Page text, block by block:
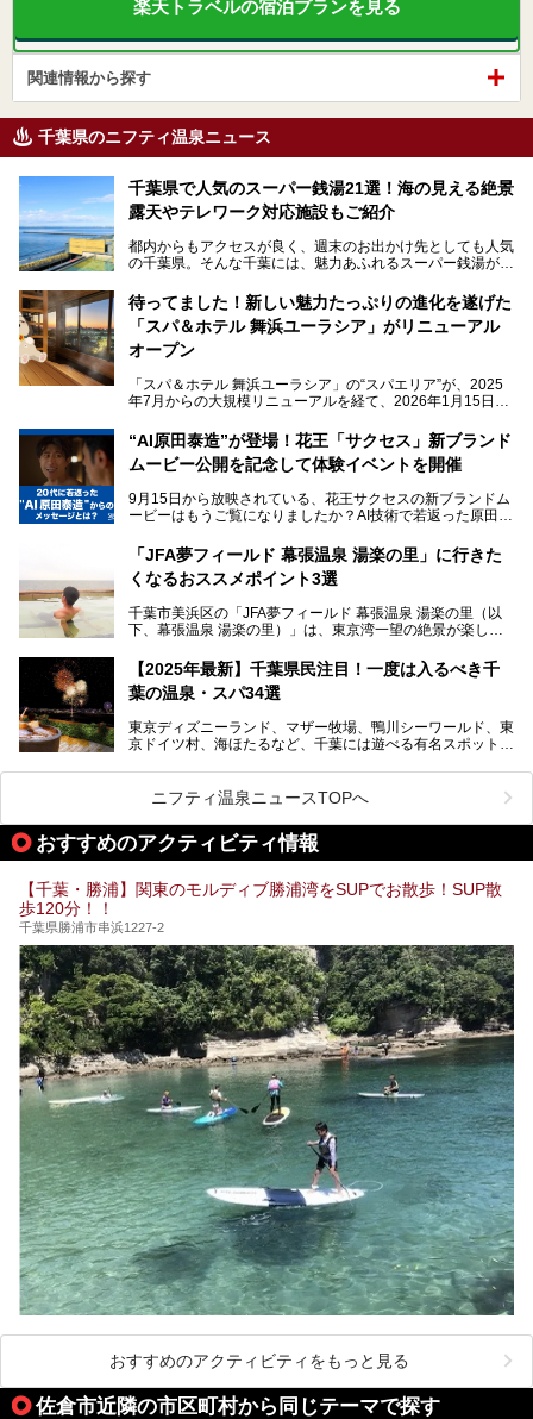
楽天トラベルの宿泊プランを見る
関連情報から探す
千葉県のニフティ温泉ニュース
千葉県で人気のスーパー銭湯21選！海の見える絶景
露天やテレワーク対応施設もご紹介
都内からもアクセスが良く、週末のお出かけ先としても人気
の千葉県。そんな千葉には、魅力あふれるスーパー銭湯がた
「サウナでしっかりととのいたい」「海が見える絶景で非日
常を味わいたい」「子連れでも気兼ねなく1日過ごした
い」。
そんな多様なニーズに応える施設が揃っているため、その日
の目的に合った施設がきっと見つかるはずです。
さらに最近では、24時間営業で深夜まで滞在できる施設
や、テレワーク・コワーキングスペースを備えた仕事もでき
るスパも増えており、ただの入浴施設にとどまらない進化を
本記事では、人気スーパー銭湯から絶景施設、コワーキング
スペースや休憩スペースが充実した施設、子連れファミリー
向けの施設など、目的に合わせたおすすめの施設を紹介しま
す。
ださい。
待ってました！新しい魅力たっぷりの進化を遂げた
「スパ＆ホテル 舞浜ユーラシア」がリニューアル
オープン
「スパ＆ホテル 舞浜ユーラシア」の“スパエリア”が、2025
年7月からの大規模リニューアルを経て、2026年1月15日
新設エリアや生まれ変わった浴場・サウナの魅力を、人気キ
ャラクター「ユーラシわん」と一緒にご紹介します。必見の
───
提供元：SPA＆HOTEL舞浜ユーラシア【PR】
です。
“AI原田泰造”が登場！花王「サクセス」新ブランド
ムービー公開を記念して体験イベントを開催
9月15日から放映されている、花王サクセスの新ブランドム
ービーはもうご覧になりましたか？AI技術で若返った原田泰
伝えるムービーです。公開を記念して、スパメッツァおおた
か竜泉寺の湯にて体験イベントを開催。花王サクセスの製品
が無料で試せるチャンスです！
提供元：花王株式会社【PR】
この記事は花王株式会社商品のPRレポート記事です。
「JFA夢フィールド 幕張温泉 湯楽の里」に行きた
くなるおススメポイント3選
千葉市美浜区の「JFA夢フィールド 幕張温泉 湯楽の里（以
下、幕張温泉 湯楽の里）」は、東京湾一望の絶景が楽しめ
設備も天然温泉の露天風呂、サウナ、岩盤浴のほか、高濃度
炭酸泉、海の見えるお休み処や食事処、展望抜群の屋上ま
で、年代を問わずたっぷり楽しめます。
今回は人気のこの施設の中でも、特におススメしたい3つの
ポイントについて厳選してお届けします。読めばきっと、行
【2025年最新】千葉県民注目！一度は入るべき千
葉の温泉・スパ34選
東京ディズニーランド、マザー牧場、鴨川シーワールド、東
京ドイツ村、海ほたるなど、千葉には遊べる有名スポットが
県で生まれ、千葉県で育ち、つい最近まで千葉在住だった私
がお勧めする、一度は入るべき千葉の温泉・スパ34選をま
とめました。
ニフティ温泉ニュースTOPへ
おすすめのアクティビティ情報
【千葉・勝浦】関東のモルディブ勝浦湾をSUPでお散歩！SUP散
歩120分！！
千葉県勝浦市串浜1227-2
おすすめのアクティビティをもっと見る
佐倉市近隣の市区町村から同じテーマで探す